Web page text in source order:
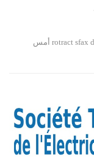
وزعت جمعية "روتاراكت كلوب صفاقس دوايان" rotract sfax doyen أمس